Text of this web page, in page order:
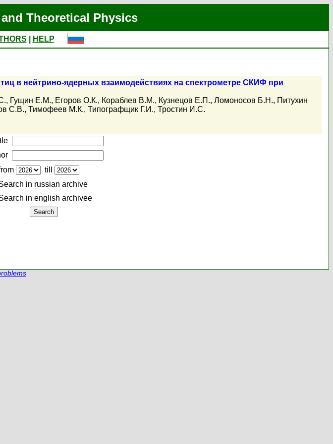
Theoretical Physics
HELP
в нейтрино-ядерных взаимодействиях на спектрометре СКИФ при
, Гущин Е.М., Егоров О.К., Кораблев В.М., Кузнецов Е.П., Ломоносов Б.Н., Питухин
С.В., Тимофеев М.К., Типографщик Г.И., Тростин И.С.
till
in russian archive
in english archiveе